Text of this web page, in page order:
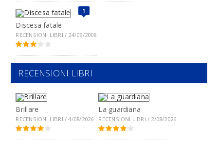
1
Discesa fatale
RECENSIONI LIBRI / 24/09/2008
RECENSIONI LIBRI
Brillare
RECENSIONI LIBRI / 4/08/2026
La guardiana
RECENSIONI LIBRI / 2/08/2026